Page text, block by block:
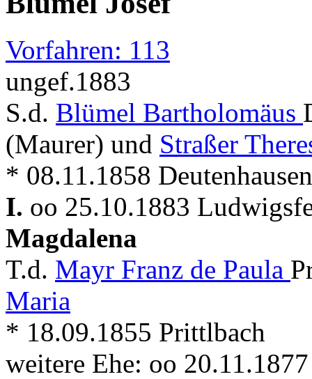
Vorfahren: 113
ungef.1883
S.d. Blümel Bartholomäus
(Maurer) und Straßer
* 08.11.1858
I. oo 25.10.1883
Magdalena
T.d. Mayr Franz de Paula
Maria
* 18.09.1855 Prittlbach
weitere Ehe: oo